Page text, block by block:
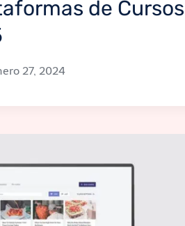
de Cursos
27, 2024